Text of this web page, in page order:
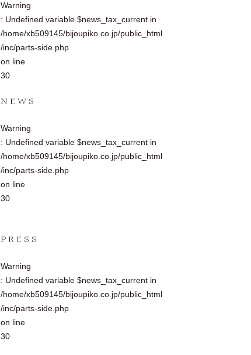
Warning
: Undefined variable $news_tax_current in
/home/xb509145/bijoupiko.co.jp/public_html
/inc/parts-side.php
on line
30
NEWS
Warning
: Undefined variable $news_tax_current in
/home/xb509145/bijoupiko.co.jp/public_html
/inc/parts-side.php
on line
30
PRESS
Warning
: Undefined variable $news_tax_current in
/home/xb509145/bijoupiko.co.jp/public_html
/inc/parts-side.php
on line
30